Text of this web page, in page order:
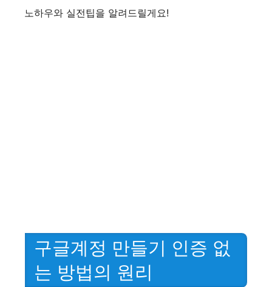
노하우와 실전팁을 알려드릴게요!
구글계정 만들기 인증 없
는 방법의 원리